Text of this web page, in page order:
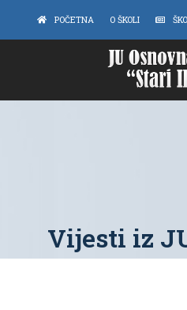
POČETNA O ŠKOLI
Vijesti iz